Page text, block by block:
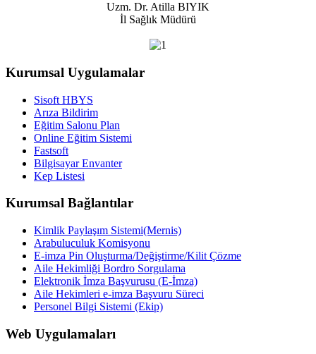
Uzm. Dr. Atilla BIYIK
İl Sağlık Müdürü
Kurumsal Uygulamalar
Sisoft HBYS
Arıza Bildirim
Eğitim Salonu Plan
Online Eğitim Sistemi
Fastsoft
Bilgisayar Envanter
Kep Listesi
Kurumsal Bağlantılar
Kimlik Paylaşım Sistemi(Mernis)
Arabuluculuk Komisyonu
E-imza Pin Oluşturma/Değiştirme/Kilit Çözme
Aile Hekimliği Bordro Sorgulama
Elektronik İmza Başvurusu (E-İmza)
Aile Hekimleri e-imza Başvuru Süreci
Personel Bilgi Sistemi (Ekip)
Web Uygulamaları